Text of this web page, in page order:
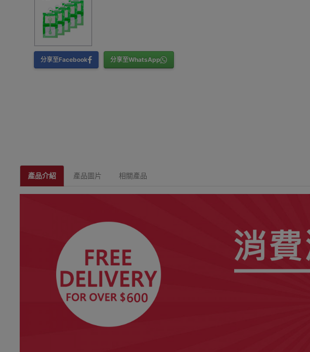
分享至Facebook 分享至WhatsApp
產品介紹 產品圖片 相關產品